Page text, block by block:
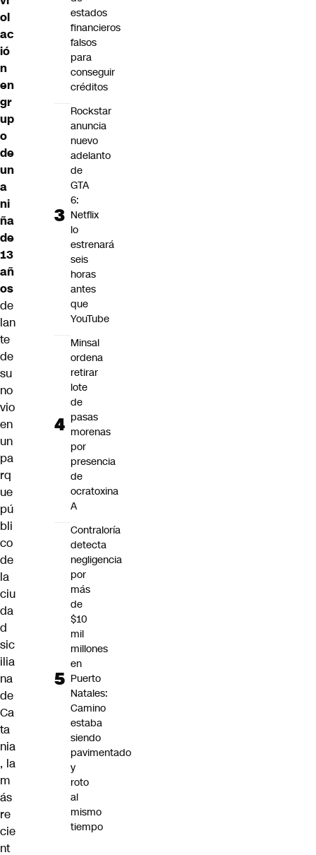
ol
ac
ió
n
en
gr
up
o
de
un
a
ni
ña
de
13
añ
os
de
lan
te
de
su
no
vio
en
un
pa
rq
ue
pú
bli
co
de
la
ciu
da
d
sic
ilia
na
de
Ca
ta
nia
, la
m
ás
re
cie
nt
estados
financieros
falsos
para
conseguir
créditos
Rockstar
anuncia
nuevo
adelanto
de
GTA
6:
Netflix
lo
estrenará
seis
horas
antes
que
YouTube
Minsal
ordena
retirar
lote
de
pasas
morenas
por
presencia
de
ocratoxina
A
Contraloría
detecta
negligencia
por
más
de
$10
mil
millones
en
Puerto
Natales:
Camino
estaba
siendo
pavimentado
y
roto
al
mismo
tiempo